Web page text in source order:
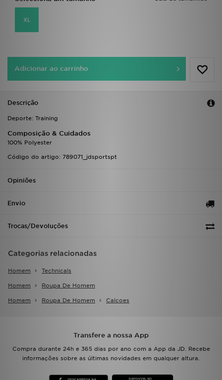
XL
Adicionar ao carrinho
Descrição
Deporte: Training
Composição & Cuidados
100% Polyester
Código do artigo: 789071_jdsportspt
Opiniões
Envio
Trocas/Devoluções
Categorias relacionadas
Homem Technicals
Homem Roupa De Homem
Homem Roupa De Homem Calcoes
Transfere a nossa App
Compra durante 24h e 365 dias por ano com a App da JD. Recebe
informações sobre as últimas novidades em qualquer altura.